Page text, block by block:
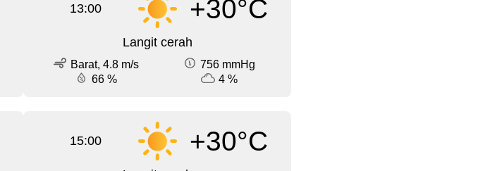
13:00 +30°C
Langit cerah
Barat, 4.8 m/s
756 mmHg
66 %
4 %
15:00 +30°C